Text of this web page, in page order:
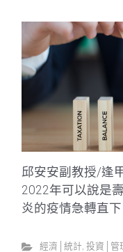
邱安安副教授/逢
2022年可以說是
炎的疫情急轉直下
經濟│統計 投資│管